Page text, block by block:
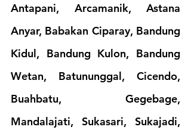
Antapani, Arcamanik, Astana
Anyar, Babakan Ciparay, Bandung
Kidul, Bandung Kulon, Bandung
Wetan, Batununggal, Cicendo,
Buahbatu, Gegebage,
Mandalajati, Sukasari, Sukajadi,